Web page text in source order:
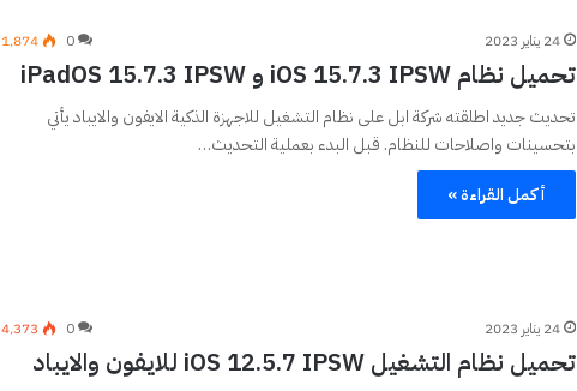
24 يناير 2023 0 1٬874
تحميل نظام iOS 15.7.3 IPSW و iPadOS 15.7.3 IPSW
تحديث جديد اطلقته شركة ابل على نظام التشغيل للاجهزة الذكية الايفون والايباد يأتي
بتحسينات واصلاحات للنظام. قبل البدء بعملية التحديث…
أكمل القراءة »
24 يناير 2023 0 4٬373
تحميل نظام التشغيل iOS 12.5.7 IPSW للايفون والايباد